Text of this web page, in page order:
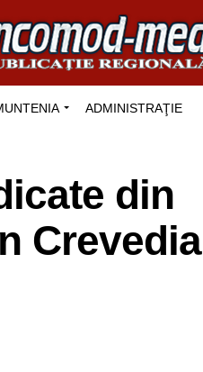
ADMINISTRAŢIE
din
Crevedia